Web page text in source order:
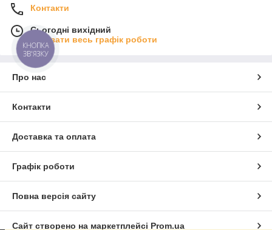
Контакти
Сьогодні вихідний
Показати весь графік роботи
Про нас
Контакти
Доставка та оплата
Графік роботи
Повна версія сайту
Сайт створено на маркетплейсі Prom.ua
КНОПКА
ЗВ'ЯЗКУ